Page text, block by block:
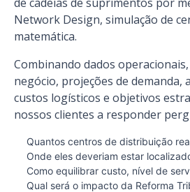
Network Design, simulação de
matemática.
Combinando dados
negócio, projeções de
custos logísticos e objetivos
nossos clientes a responder
Quantos centros de distribuição
Onde eles deveriam estar
Como equilibrar custo, nível de
Qual será o impacto da Reforma